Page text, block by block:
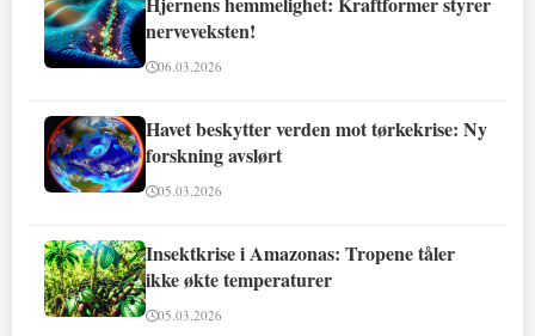
nerveveksten!
06.03.2026
Havet beskytter verden mot tørkekrise: Ny
forskning avslørt
05.03.2026
Insektkrise i Amazonas: Tropene tåler
ikke økte temperaturer
05.03.2026